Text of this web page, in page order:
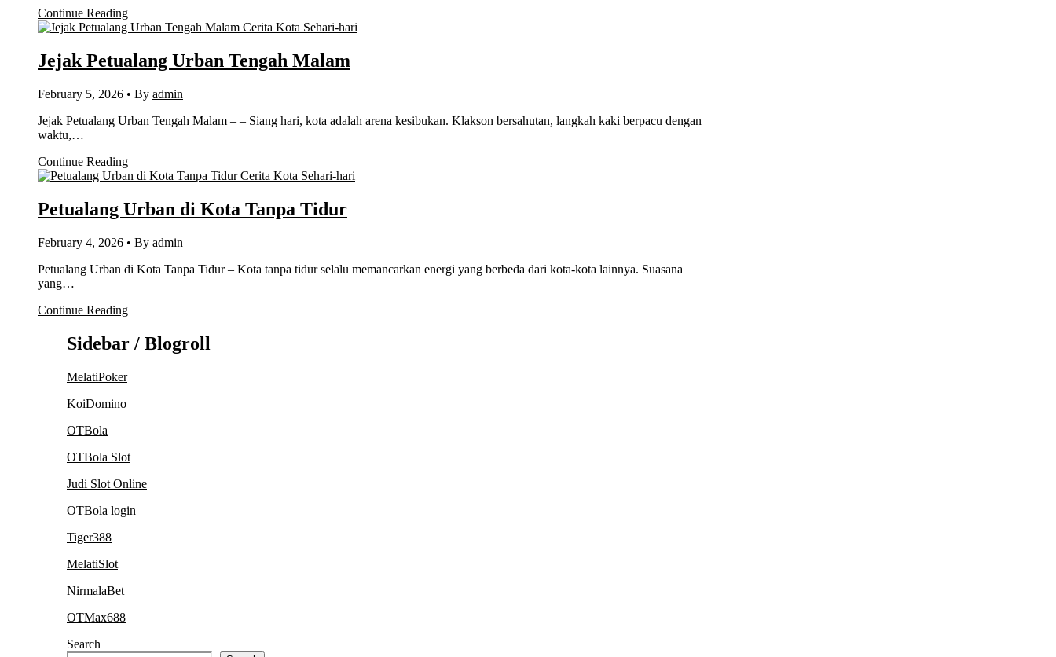
Continue Reading
Cerita Kota Sehari-hari
Jejak Petualang Urban Tengah Malam
February 5, 2026 • By admin
Jejak Petualang Urban Tengah Malam – – Siang hari, kota adalah arena kesibukan. Klakson bersahutan, langkah kaki berpacu dengan
waktu,…
Continue Reading
Cerita Kota Sehari-hari
Petualang Urban di Kota Tanpa Tidur
February 4, 2026 • By admin
Petualang Urban di Kota Tanpa Tidur – Kota tanpa tidur selalu memancarkan energi yang berbeda dari kota-kota lainnya. Suasana
yang…
Continue Reading
Sidebar / Blogroll
MelatiPoker
KoiDomino
OTBola
OTBola Slot
Judi Slot Online
OTBola login
Tiger388
MelatiSlot
NirmalaBet
OTMax688
Search